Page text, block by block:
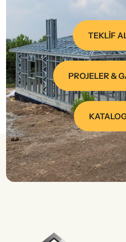
TEKLİF
PROJELER &